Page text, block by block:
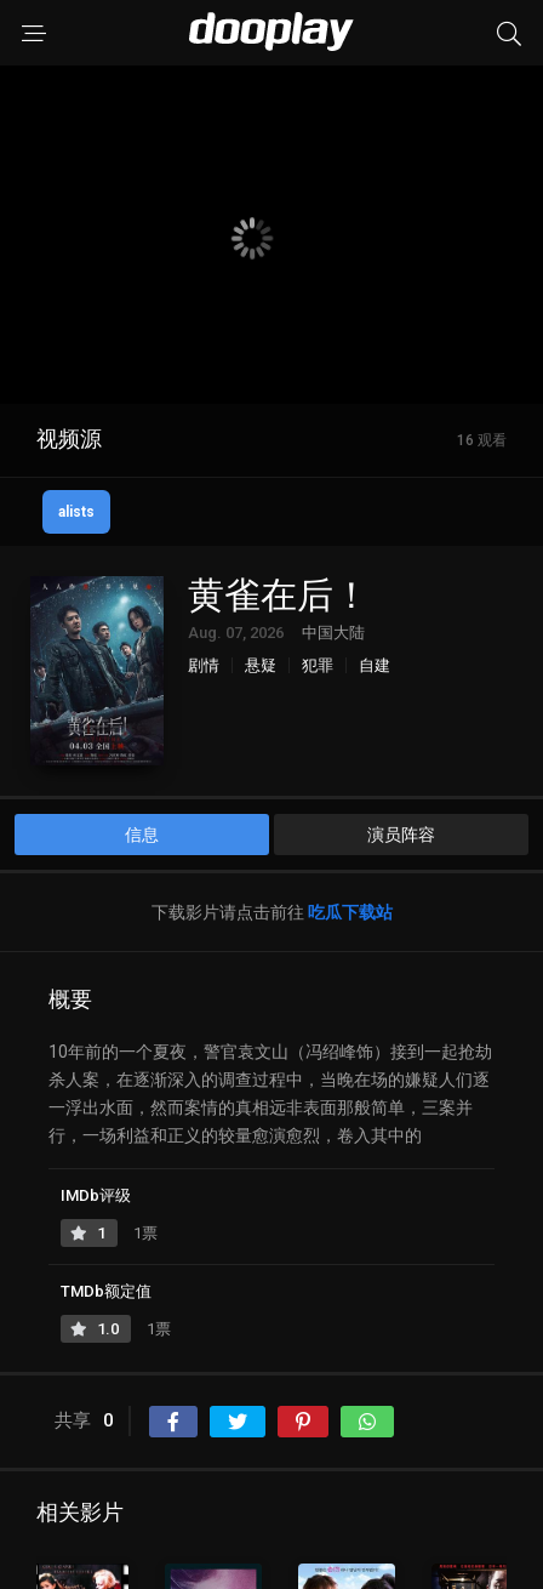
视频源 16 观看
alists
黄雀在后！
Aug. 07, 2026
中国大陆
剧情
悬疑 犯罪 自建
信息 演员阵容
下载影片请点击前往 吃瓜下载站
概要
10年前的一个夏夜，警官袁文山（冯绍峰饰）接到一起抢劫
杀人案，在逐渐深入的调查过程中，当晚在场的嫌疑人们逐
一浮出水面，然而案情的真相远非表面那般简单，三案并
行，一场利益和正义的较量愈演愈烈，卷入其中的
IMDb评级
1 1票
TMDb额定值
1.0 1票
共享 0
相关影片